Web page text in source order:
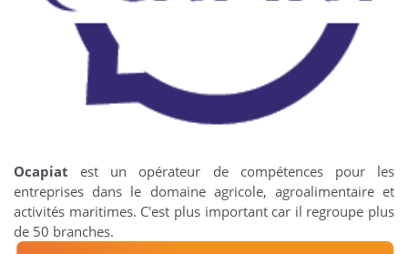
Ocapiat est un opérateur de compétences pour les
entreprises dans le domaine agricole, agroalimentaire et
activités maritimes. C'est plus important car il regroupe plus
de 50 branches.